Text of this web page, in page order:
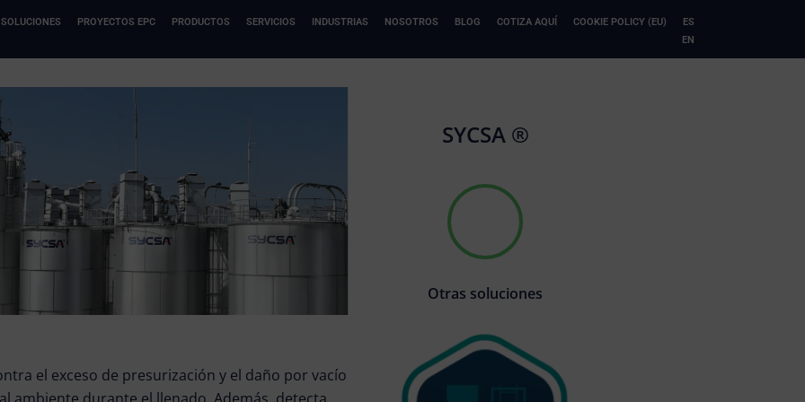
SOLUCIONES PROYECTOS EPC PRODUCTOS SERVICIOS INDUSTRIAS NOSOTROS BLOG COTIZA AQUÍ COOKIE POLICY (EU)
ES
EN
el exceso de presurización y el daño por vacío
SYCSA ®
Otras soluciones